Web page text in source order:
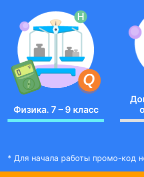
Физика. 7 – 9 класс
* Для начала работы промо-код